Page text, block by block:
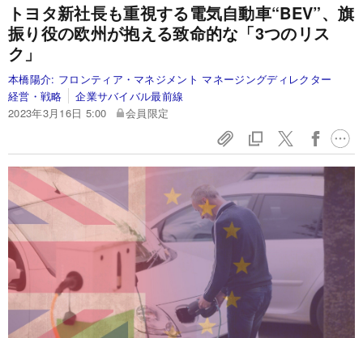
トヨタ新社長も重視する電気自動車“BEV”、旗
振り役の欧州が抱える致命的な「3つのリス
ク」
本橋陽介: フロンティア・マネジメント マネージングディレクター
経営・戦略
企業サバイバル最前線
2023年3月16日 5:00
会員限定